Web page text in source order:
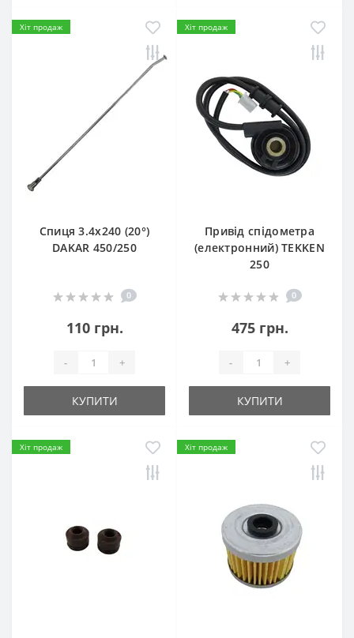
Хіт продаж
Спиця 3.4х240 (20°)
DAKAR 450/250
0
110 грн.
- +
КУПИТИ
Хіт продаж
Привід спідометра
(електронний) TEKKEN
250
0
475 грн.
- +
КУПИТИ
Хіт продаж Хіт продаж